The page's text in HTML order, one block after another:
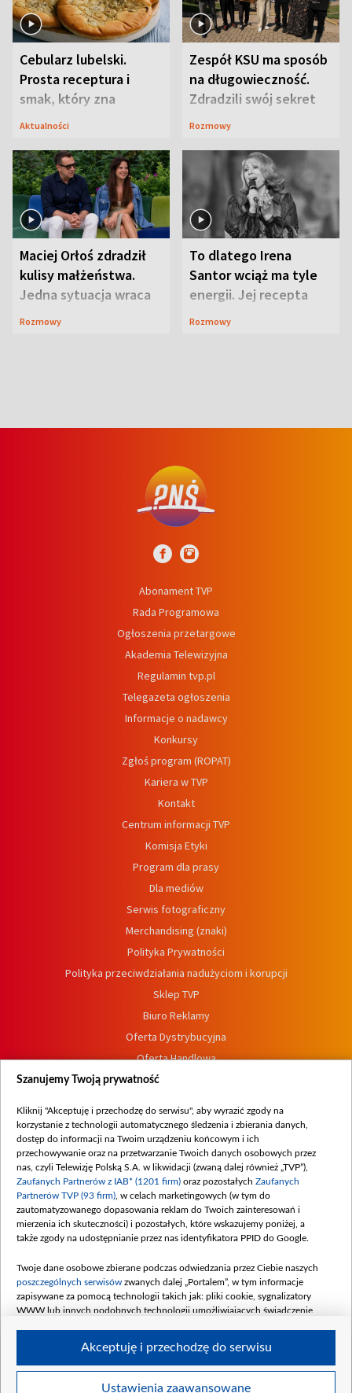
Cebularz lubelski.
Prosta receptura i
smak, który zna
Lubelszczyzna
Aktualności
Zespół KSU ma sposób
na długowieczność.
Zdradzili swój sekret
Rozmowy
Maciej Orłoś zdradził
kulisy małżeństwa.
Jedna sytuacja wraca
jak bumerang
Rozmowy
To dlatego Irena
Santor wciąż ma tyle
energii. Jej recepta
jest zaskakująco
Rozmowy
Abonament TVP
Rada Programowa
Ogłoszenia przetargowe
Akademia Telewizyjna
Regulamin tvp.pl
Telegazeta ogłoszenia
Informacje o nadawcy
Konkursy
Zgłoś program (ROPAT)
Kariera w TVP
Kontakt
Centrum informacji TVP
Komisja Etyki
Program dla prasy
Dla mediów
Serwis fotograficzny
Merchandising (znaki)
Polityka Prywatności
Polityka przeciwdziałania nadużyciom i korupcji
Sklep TVP
Biuro Reklamy
Oferta Dystrybucyjna
Oferta Handlowa
Dostępność
Procedura zgłoszeń wewnętrznych
Szanujemy Twoją prywatność
Kliknij "Akceptuję i przechodzę do serwisu", aby wyrazić zgody na
korzystanie z technologii automatycznego śledzenia i zbierania danych,
dostęp do informacji na Twoim urządzeniu końcowym i ich
przechowywanie oraz na przetwarzanie Twoich danych osobowych przez
nas, czyli Telewizję Polską S.A. w likwidacji (zwaną dalej również „TVP”),
Zaufanych Partnerów z IAB* (1201 firm) oraz pozostałych Zaufanych
Partnerów TVP (93 firm) , w celach marketingowych (w tym do
zautomatyzowanego dopasowania reklam do Twoich zainteresowań i
mierzenia ich skuteczności) i pozostałych, które wskazujemy poniżej, a
także zgody na udostępnianie przez nas identyfikatora PPID do Google.
Twoje dane osobowe zbierane podczas odwiedzania przez Ciebie naszych
poszczególnych serwisów zwanych dalej „Portalem”, w tym informacje
zapisywane za pomocą technologii takich jak: pliki cookie, sygnalizatory
WWW lub innych podobnych technologii umożliwiających świadczenie
Twoje dane osobowe zbierane podczas odwiedzania przez Ciebie
Ustawienia zaawansowane
Akceptuję i przechodzę do serwisu